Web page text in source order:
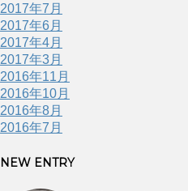
2017年7月
2017年6月
2017年4月
2017年3月
2016年11月
2016年10月
2016年8月
2016年7月
NEW ENTRY